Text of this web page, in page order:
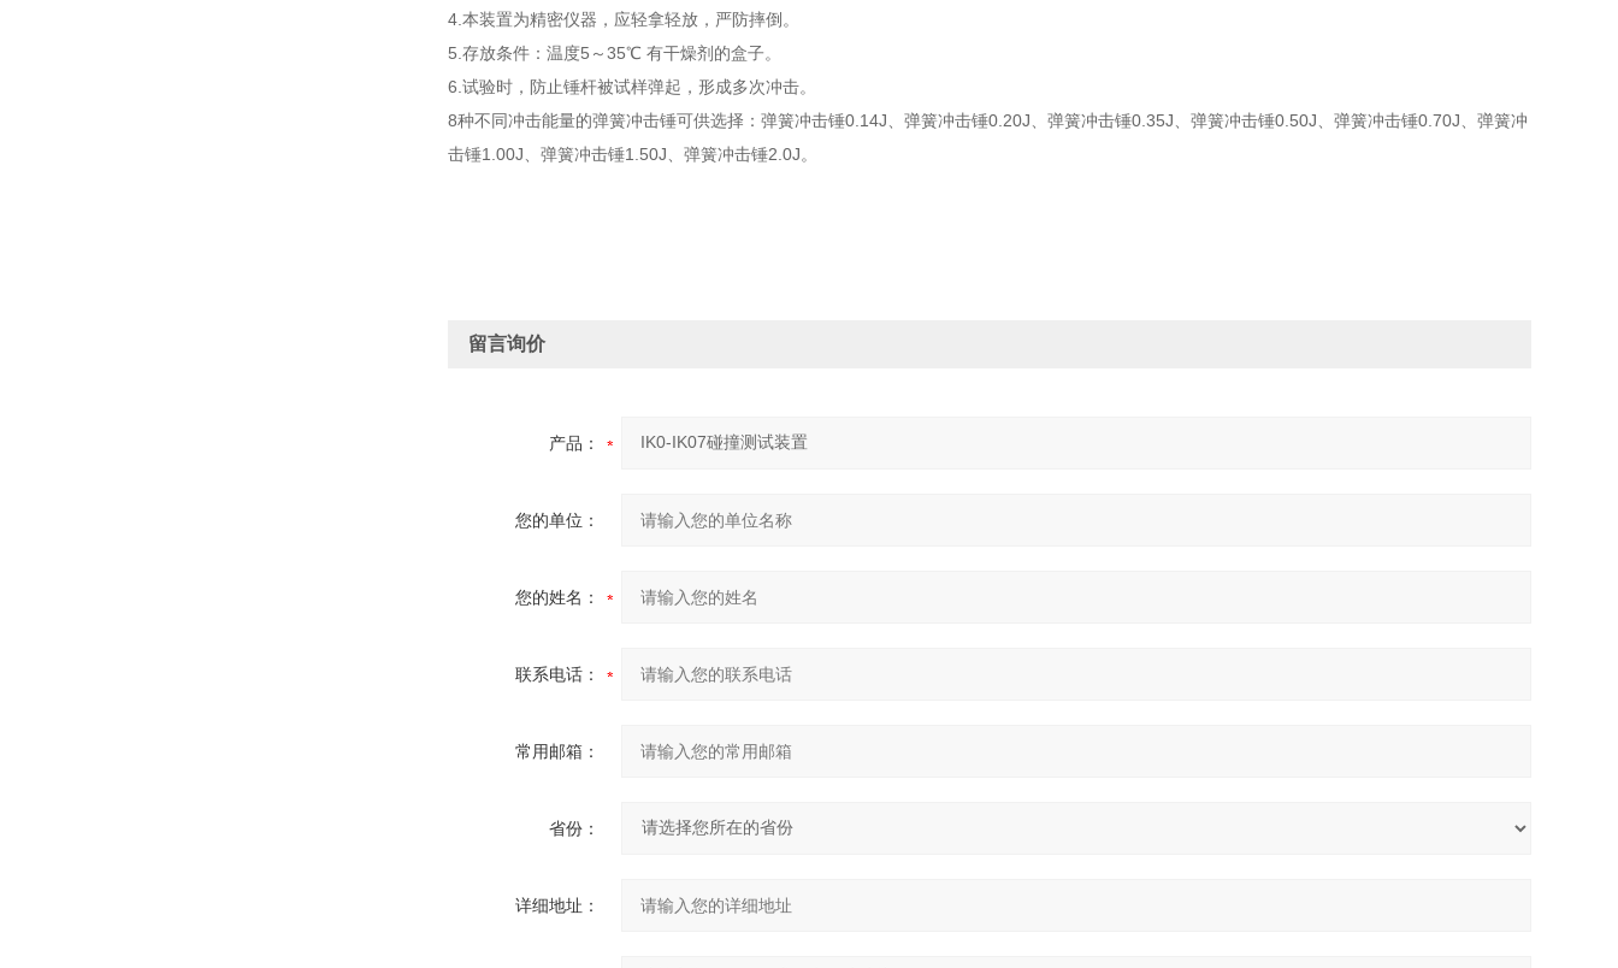
4.本装置为精密仪器，应轻拿轻放，严防摔倒。
5.存放条件：温度5～35℃ 有干燥剂的盒子。
6.试验时，防止锤杆被试样弹起，形成多次冲击。
8种不同冲击能量的弹簧冲击锤可供选择：弹簧冲击锤0.14J、弹簧冲击锤0.20J、弹簧冲击锤0.35J、弹簧冲击锤0.50J、弹簧冲击锤0.70J、弹簧冲
击锤1.00J、弹簧冲击锤1.50J、弹簧冲击锤2.0J。
留言询价
产品：
您的单位：
您的姓名：
联系电话：
常用邮箱：
省份：
详细地址：